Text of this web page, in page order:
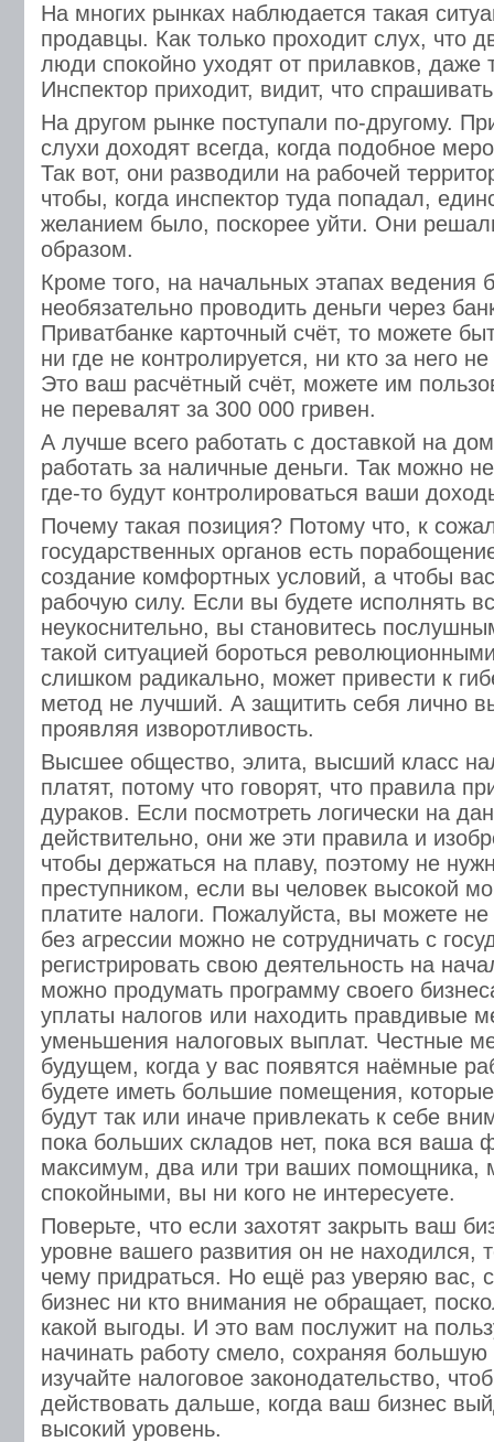
На многих рынках наблюдается такая
продавцы. Как только проходит слух, что
люди спокойно уходят от прилавков, даже
Инспектор приходит, видит, что
На другом рынке поступали по-другому.
слухи доходят всегда, когда подобное
Так вот, они разводили на рабочей
чтобы, когда инспектор туда попадал,
желанием было, поскорее уйти. Они
образом.
Кроме того, на начальных этапах ведения
необязательно проводить деньги через
Приватбанке карточный счёт, то можете
ни где не контролируется, ни кто за него
Это ваш расчётный счёт, можете им
не перевалят за 300 000 гривен.
А лучше всего работать с доставкой на
работать за наличные деньги. Так можно
где-то будут контролироваться ваши
Почему такая позиция? Потому что, к
государственных органов есть
создание комфортных условий, а чтобы
рабочую силу. Если вы будете исполнять
неукоснительно, вы становитесь
такой ситуацией бороться
слишком радикально, может привести к
метод не лучший. А защитить себя лично
проявляя изворотливость.
Высшее общество, элита, высший класс
платят, потому что говорят, что правила
дураков. Если посмотреть логически на
действительно, они же эти правила и
чтобы держаться на плаву, поэтому не
преступником, если вы человек высокой
платите налоги. Пожалуйста, вы можете не
без агрессии можно не сотрудничать с
регистрировать свою деятельность на
можно продумать программу своего
уплаты налогов или находить правдивые
уменьшения налоговых выплат. Честные
будущем, когда у вас появятся наёмные
будете иметь большие помещения,
будут так или иначе привлекать к себе
пока больших складов нет, пока вся ваша
максимум, два или три ваших помощника,
спокойными, вы ни кого не интересуете.
Поверьте, что если захотят закрыть ваш
уровне вашего развития он не находился,
чему придраться. Но ещё раз уверяю вас,
бизнес ни кто внимания не обращает,
какой выгоды. И это вам послужит на
начинать работу смело, сохраняя
изучайте налоговое законодательство,
действовать дальше, когда ваш бизнес
высокий уровень.